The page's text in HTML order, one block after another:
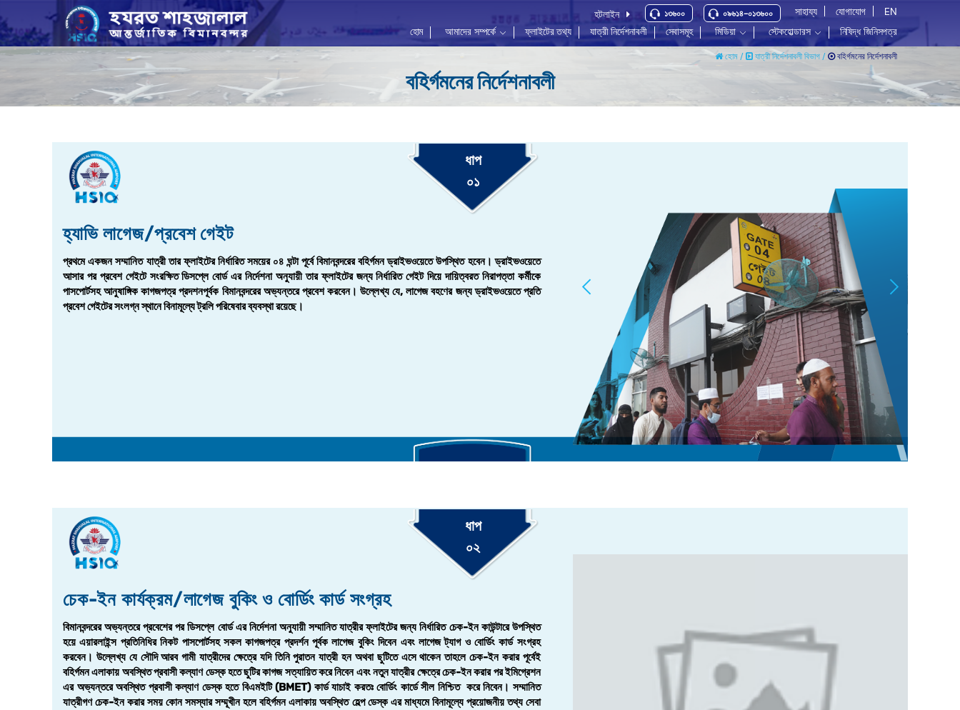
হটলাইন ১৩৬০০ ০৯৬১৪-০১৩৬০০ সাহায্য যোগাযোগ
EN
হোম
আমাদের সম্পর্কে ফ্লাইটের তথ্য যাত্রী নির্দেশনাবলী সেবাসমূহ মিডিয়া স্টেকহোল্ডারস নিষিদ্ধ জিনিসপত্র
হোম / যাত্রী নির্দেশনাবলী বিভাগ / বহির্গমনের নির্দেশনাবলী
বহির্গমনের নির্দেশনাবলী
ধাপ
০১
হ্যাভি লাগেজ/প্রবেশ গেইট
প্রথমে একজন সম্মানিত যাত্রী তার ফ্লাইটের নির্ধারিত সময়ের ০৪ ঘন্টা পূর্বে বিমানবন্দরের বহির্গমন ড্রাইভওয়েতে উপস্থিত হবেন। ড্রাইভওয়েতে
আসার পর প্রবেশ গেইটে সংরক্ষিত ডিসপ্লে বোর্ড এর নির্দেশনা অনুযায়ী তার ফ্লাইটের জন্য নির্ধারিত গেইট দিয়ে দায়িত্বরত নিরাপত্তা কর্মীকে
পাসপোর্টসহ আনুষাঙ্গিক কাগজপত্র প্রদশনপূর্বক বিমানবন্দরের অভ্যন্তরে প্রবেশ করবেন। উল্লেখ্য যে, লাগেজ বহণের জন্য ড্রাইভওয়েতে প্রতি
প্রবেশ গেইটের সংলগ্ন স্থানে বিনামূল্যে ট্রলি পরিষেবার ব্যবস্থা রয়েছে।
ধাপ
০২
চেক-ইন কার্যক্রম/লাগেজ বুকিং ও বোর্ডিং কার্ড সংগ্রহ
বিমানবন্দরের অভ্যন্তরে প্রবেশের পর ডিসপ্লে বোর্ড এর নির্দেশনা অনুযায়ী সম্মানিত যাত্রীর ফ্লাইটের জন্য নির্ধারিত চেক-ইন কাউন্টারে উপস্থিত
হয়ে এয়ারলাইন্স প্রতিনিধির নিকট পাসপোর্টসহ সকল কাগজপত্র প্রদর্শন পূর্বক লাগেজ বুকিং দিবেন এবং লাগেজ ট্যাগ ও বোর্ডিং কার্ড সংগ্রহ
করবেন। উল্লেখ্য যে সৌদি আরব গামী যাত্রীদের ক্ষেত্রে যদি তিনি পুরাতন যাত্রী হন অথবা ছুটিতে এসে থাকেন তাহলে চেক-ইন করার পূর্বেই
বহির্গমন এলাকায় অবস্থিত প্রবাসী কল্যাণ ডেস্ক হতে ছুটির কাগজ সত্যায়িত করে নিবেন এবং নতুন যাত্রীর ক্ষেত্রে চেক-ইন করার পর ইমিগ্রেশন
এর অভ্যন্তরে অবস্থিত প্রবাসী কল্যাণ ডেস্ক হতে বিএমইটি (BMET) কার্ড যাচাই করতঃ বোর্ডিং কার্ডে সীল নিশ্চিত করে নিবেন। সম্মানিত
যাত্রীগণ চেক-ইন করার সময় কোন সমস্যার সম্মূখীন হলে বহির্গমন এলাকায় অবস্থিত হেল্প ডেস্ক এর মাধ্যমে বিনামূল্যে প্রয়োজনীয় তথ্য সেবা